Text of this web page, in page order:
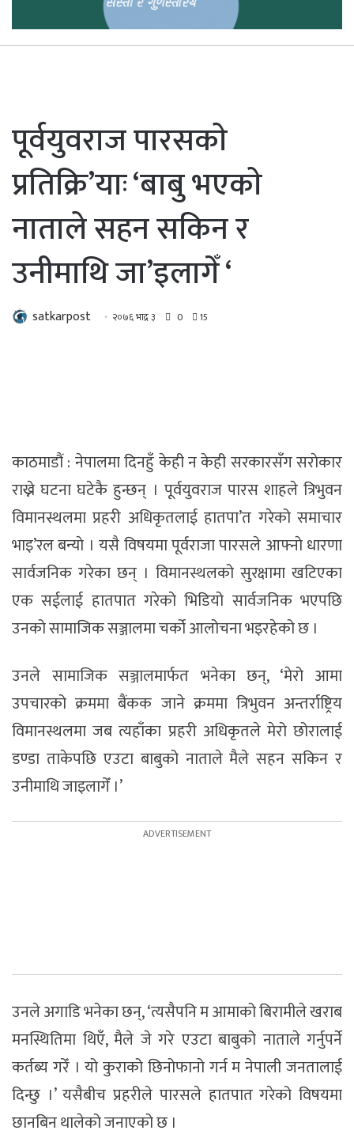
पूर्वयुवराज पारसकाे
प्रतिक्रि’याः ‘बाबु भएकाे
नाताले सहन सकिन र
उनीमाथि जा’इलागेँ ‘
satkarpost २०७६ भाद्र ३ 0 15
काठमाडौं : नेपालमा दिनहुँ केही न केही सरकारसँग सराेकार
राख्ने घटना घटेकै हुन्छन् । पूर्वयुवराज पारस शाहले त्रिभुवन
विमानस्थलमा प्रहरी अधिकृतलाई हातपा’त गरेको समाचार
भाइ’रल बन्याे । यसै विषयमा पूर्वराजा पारसले आफ्नाे धारणा
सार्वजनिक गरेका छन् । विमानस्थलको सुरक्षामा खटिएका
एक सईलाई हातपात गरेको भिडियो सार्वजनिक भएपछि
उनको सामाजिक सञ्जालमा चर्को आलोचना भइरहेको छ ।
उनले सामाजिक सञ्जालमार्फत भनेका छन्, ‘मेरो आमा
उपचारको क्रममा बैंकक जाने क्रममा त्रिभुवन अन्तर्राष्ट्रिय
विमानस्थलमा जब त्यहाँका प्रहरी अधिकृतले मेरो छोरालाई
डण्डा ताकेपछि एउटा बाबुको नाताले मैले सहन सकिन र
उनीमाथि जाइलागेँ ।’
उनले अगाडि भनेका छन्, ‘त्यसैपनि म आमाको बिरामीले खराब
मनस्थितिमा थिएँ, मैले जे गरे एउटा बाबुको नाताले गर्नुपर्ने
कर्तब्य गरेँ । यो कुराको छिनोफानो गर्न म नेपाली जनतालाई
दिन्छु ।’ यसैबीच प्रहरीले पारसले हातपात गरेको विषयमा
छानबिन थालेको जनाएको छ ।